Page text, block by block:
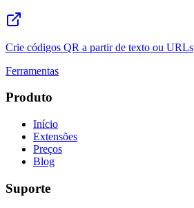
Crie códigos QR a partir de texto ou URLs
Ferramentas
Produto
Início
Extensões
Preços
Blog
Suporte